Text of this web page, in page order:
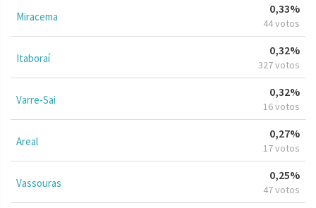
Miracema
0,33%
44 votos
Itaboraí
0,32%
327 votos
Varre-Sai
0,32%
16 votos
Areal
0,27%
17 votos
Vassouras
0,25%
47 votos